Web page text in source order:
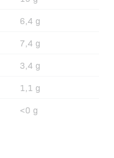
6,4 g
7,4 g
3,4 g
1,1 g
<0 g